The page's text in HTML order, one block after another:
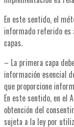
En este sentido, el
informado referido es
capas.
– La primera capa
información esencial
que proporcione
En este sentido, en el
obtención del
sujeta a la ley por